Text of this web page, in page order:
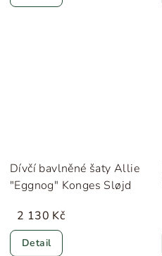
Dívčí bavlněné šaty Allie
"Eggnog" Konges Sløjd
2 130 Kč
Detail